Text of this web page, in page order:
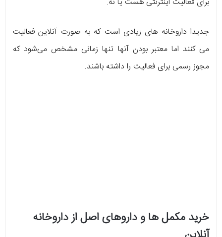
جدیدا داروخانه های زیادی است که به صورت آنلاین فعالیت
می کنند اما معتبر بودن آنها تنها زمانی مشخص می‌شود که
مجوز رسمی برای فعالیت را داشته باشند.
خرید مکمل ها و داروهای اصل از داروخانه